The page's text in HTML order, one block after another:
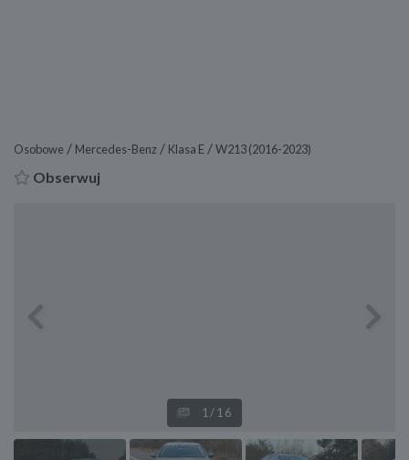
Osobowe / Mercedes-Benz / Klasa E /W213 (2016-2023)
Obserwuj
Next
1 /16